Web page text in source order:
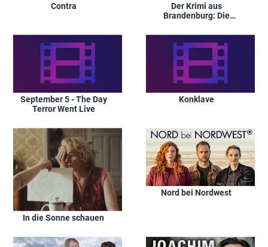
Contra
Der Krimi aus
Brandenburg: Die
Mädchen
September 5 - The Day
Terror Went Live
Konklave
In die Sonne schauen
Nord bei Nordwest